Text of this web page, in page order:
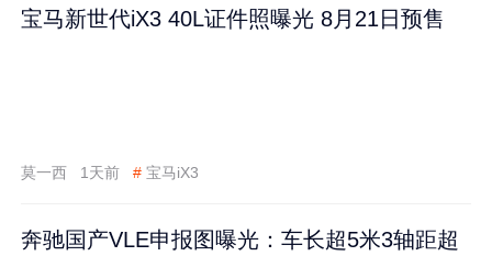
宝马新世代iX3 40L证件照曝光 8月21日预售
莫一西 1天前 # 宝马iX3
奔驰国产VLE申报图曝光：车长超5米3轴距超